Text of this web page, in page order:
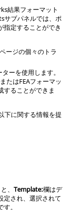
結果フォーマット
サブパネルでは、ポ
指定することができ
ージの個々のトラ
ーを使用します。
たはFEAフォーマッ
することができま
下に関する情報を提
、 Template:欄はデ
定され、選択されて
。